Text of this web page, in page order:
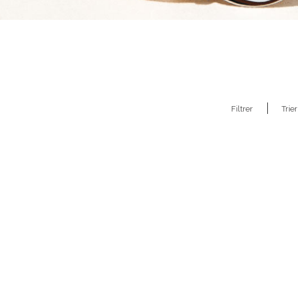
Filtrer Trier